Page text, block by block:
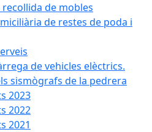
recollida de mobles
de restes de poda i
de vehicles elèctrics.
sismògrafs de la pedrera
2023
2022
2021